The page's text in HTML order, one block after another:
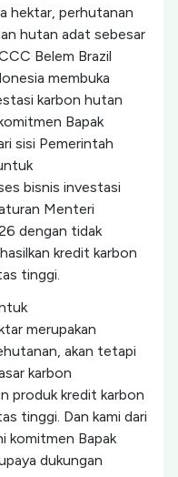
hektar, perhutanan
hutan adat sebesar
Belem Brazil
membuka
karbon hutan
Bapak
sisi Pemerintah
bisnis investasi
Menteri
dengan tidak
kredit karbon
tinggi.
merupakan
akan tetapi
karbon
produk kredit karbon
tinggi. Dan kami dari
komitmen Bapak
dukungan